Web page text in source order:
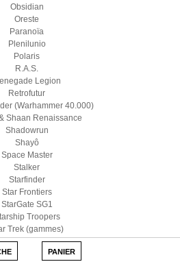
Obsidian
Oreste
Paranoïa
Plenilunio
Polaris
R.A.S.
Legion
Retrofutur
(Warhammer 40.000)
Shaan Renaissance
Shadowrun
Shayô
Space Master
Stalker
Starfinder
Star Frontiers
StarGate SG1
Troopers
Trek (gammes)
Star Wars D6
Wars (Edge)PANIER